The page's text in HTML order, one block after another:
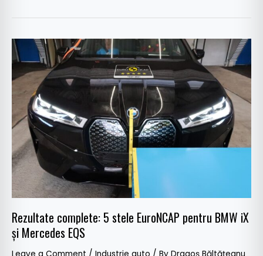
Rezultate complete: 5 stele EuroNCAP pentru BMW iX
și Mercedes EQS
Rezultate
complete:
stele
EuroNCAP
pentru
BMW
iX
și
Mercedes
EQS